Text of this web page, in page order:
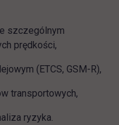
szczególnym
prędkości,
(ETCS, GSM-R),
transportowych,
ryzyka.